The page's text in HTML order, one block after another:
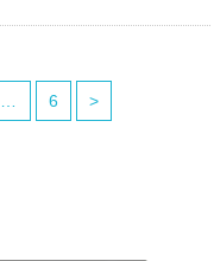
6 >